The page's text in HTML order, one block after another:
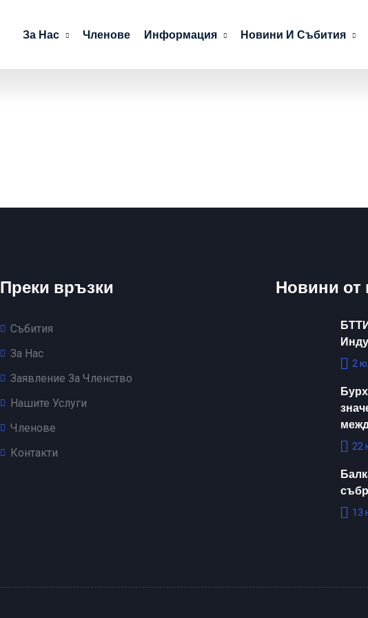
За Нас Членове Информация Новини И Събития
Преки връзки
Събития
За Нас
Заявление За Членство
Нашите Услуги
Членове
Контакти
Новини от
2
22
13